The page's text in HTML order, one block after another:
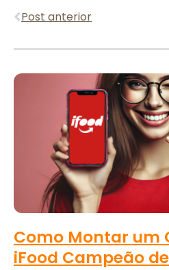
Anterior
Post anterior
Como Montar um
iFood Campeão